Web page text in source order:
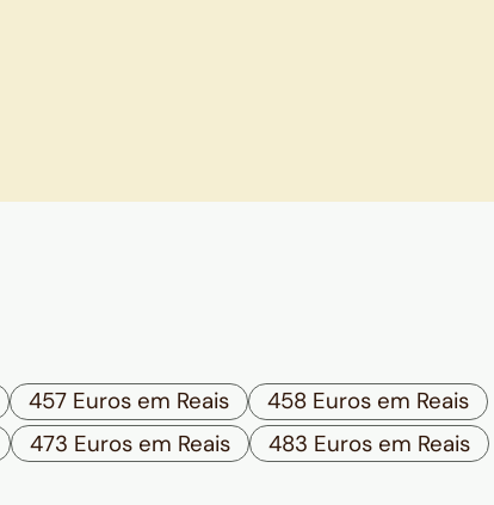
457 Euros em Reais
458 Euros em Reais
473 Euros em Reais
483 Euros em Reais